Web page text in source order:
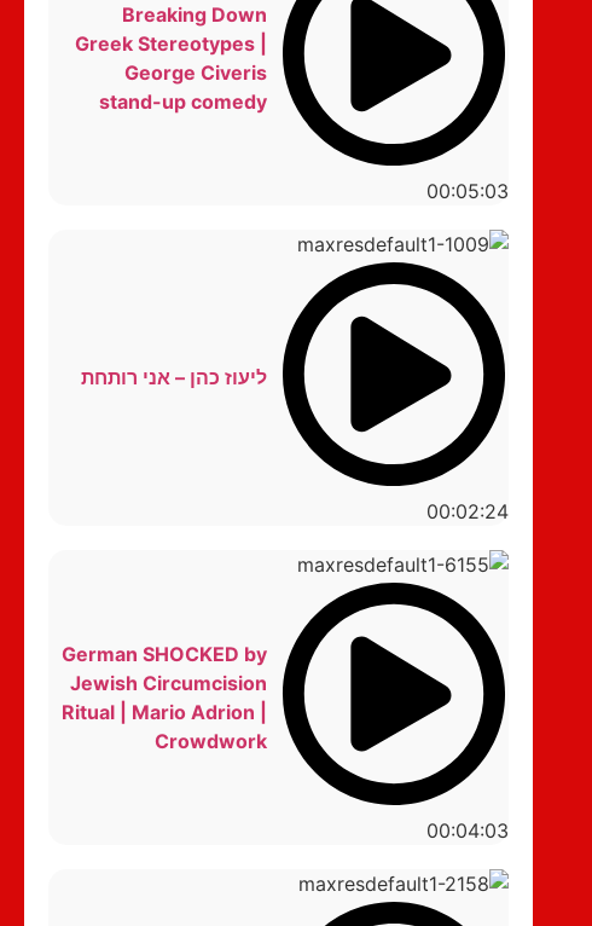
00:05:03
Breaking Down
Greek Stereotypes |
George Civeris
stand-up comedy
00:02:24
ליעוז כהן – אני רותחת
00:04:03
German SHOCKED by
Jewish Circumcision
Ritual | Mario Adrion |
Crowdwork